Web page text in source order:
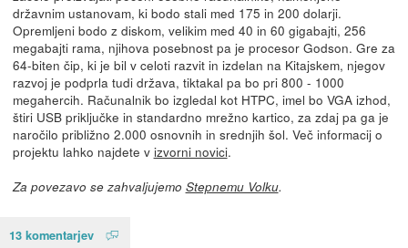
državnim ustanovam, ki bodo stali med 175 in 200 dolarji.
Opremljeni bodo z diskom, velikim med 40 in 60 gigabajti, 256
megabajti rama, njihova posebnost pa je procesor Godson. Gre za
64-biten čip, ki je bil v celoti razvit in izdelan na Kitajskem, njegov
razvoj je podprla tudi država, tiktakal pa bo pri 800 - 1000
megahercih. Računalnik bo izgledal kot HTPC, imel bo VGA izhod,
štiri USB priključke in standardno mrežno kartico, za zdaj pa ga je
naročilo približno 2.000 osnovnih in srednjih šol. Več informacij o
projektu lahko najdete v izvorni novici.
Za povezavo se zahvaljujemo Stepnemu Volku.
13 komentarjev